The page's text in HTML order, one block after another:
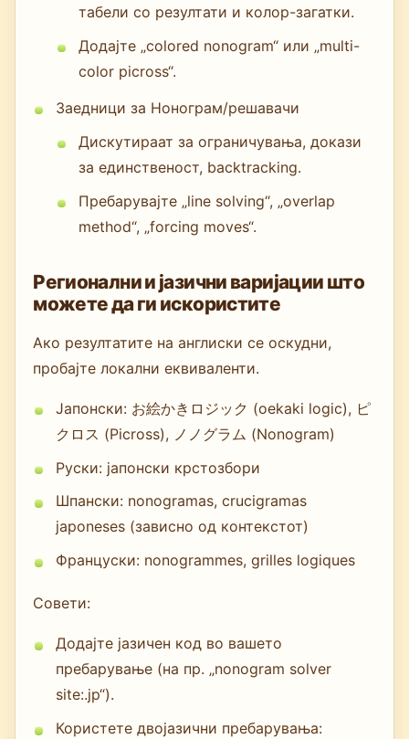
табели со резултати и колор-загатки.
Додајте „colored nonogram“ или „multi-
color picross“.
Заедници за Нонограм/решавачи
Дискутираат за ограничувања, докази
за единственост, backtracking.
Пребарувајте „line solving“, „overlap
method“, „forcing moves“.
Регионални и јазични варијации што
можете да ги искористите
Ако резултатите на англиски се оскудни,
пробајте локални еквиваленти.
Јапонски: お絵かきロジック (oekaki logic), ピ
クロス (Picross), ノノグラム (Nonogram)
Руски: јапонски крстозбори
Шпански: nonogramas, crucigramas
japoneses (зависно од контекстот)
Француски: nonogrammes, grilles logiques
Совети:
Додајте јазичен код во вашето
пребарување (на пр. „nonogram solver
site:.jp“).
Користете двојазични пребарувања: